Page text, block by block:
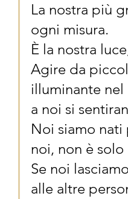
La nostra più
ogni misura.
È la nostra
Agire da
illuminante nel
a noi si
Noi siamo
noi, non è
Se noi
alle altre